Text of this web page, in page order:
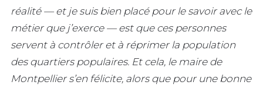
réalité — et je suis bien placé pour le savoir avec le
métier que j’exerce — est que ces personnes
servent à contrôler et à réprimer la population
des quartiers populaires. Et cela, le maire de
Montpellier s’en félicite, alors que pour une bonne